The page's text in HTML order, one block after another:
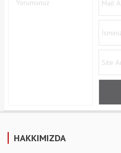
HAKKIMIZDA